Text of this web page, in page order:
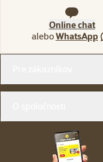
Online chat
aleboWhatsApp